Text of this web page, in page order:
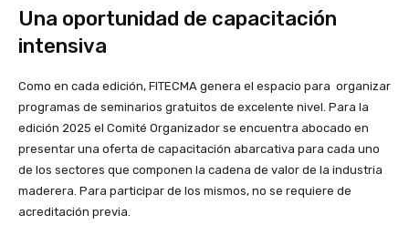
Una oportunidad de capacitación
intensiva
Como en cada edición, FITECMA genera el espacio para organizar
programas de seminarios gratuitos de excelente nivel. Para la
edición 2025 el Comité Organizador se encuentra abocado en
presentar una oferta de capacitación abarcativa para cada uno
de los sectores que componen la cadena de valor de la industria
maderera. Para participar de los mismos, no se requiere de
acreditación previa.